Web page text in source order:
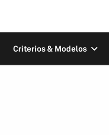
Criterios & Modelos